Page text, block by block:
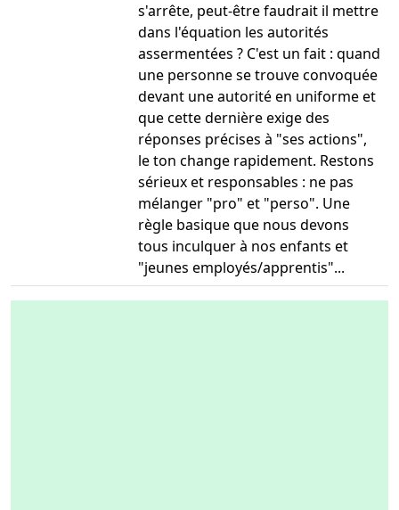
s'arrête, peut-être faudrait il mettre
dans l'équation les autorités
assermentées ? C'est un fait : quand
une personne se trouve convoquée
devant une autorité en uniforme et
que cette dernière exige des
réponses précises à "ses actions",
le ton change rapidement. Restons
sérieux et responsables : ne pas
mélanger "pro" et "perso". Une
règle basique que nous devons
tous inculquer à nos enfants et
"jeunes employés/apprentis"...